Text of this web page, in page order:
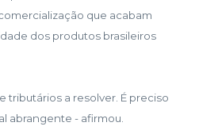
que acabam
dos produtos brasileiros
tributários a resolver. É preciso
abrangente - afirmou.